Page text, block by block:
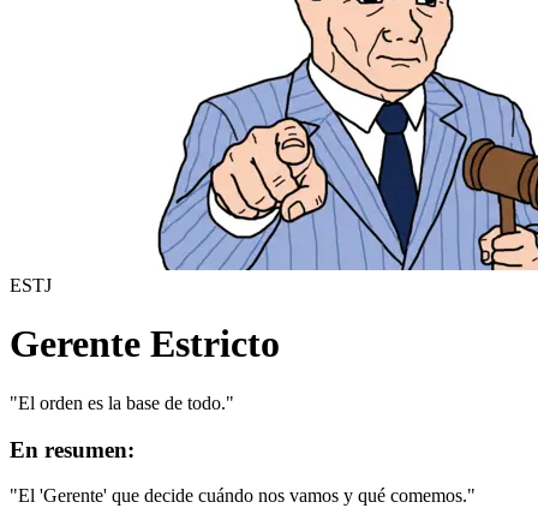
ESTJ
Gerente Estricto
"El orden es la base de todo."
En resumen:
"El 'Gerente' que decide cuándo nos vamos y qué comemos."